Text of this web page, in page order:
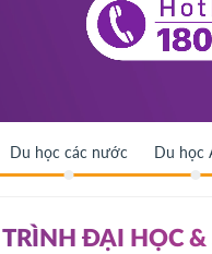
Du học các nước Du học
ĐẠI HỌC